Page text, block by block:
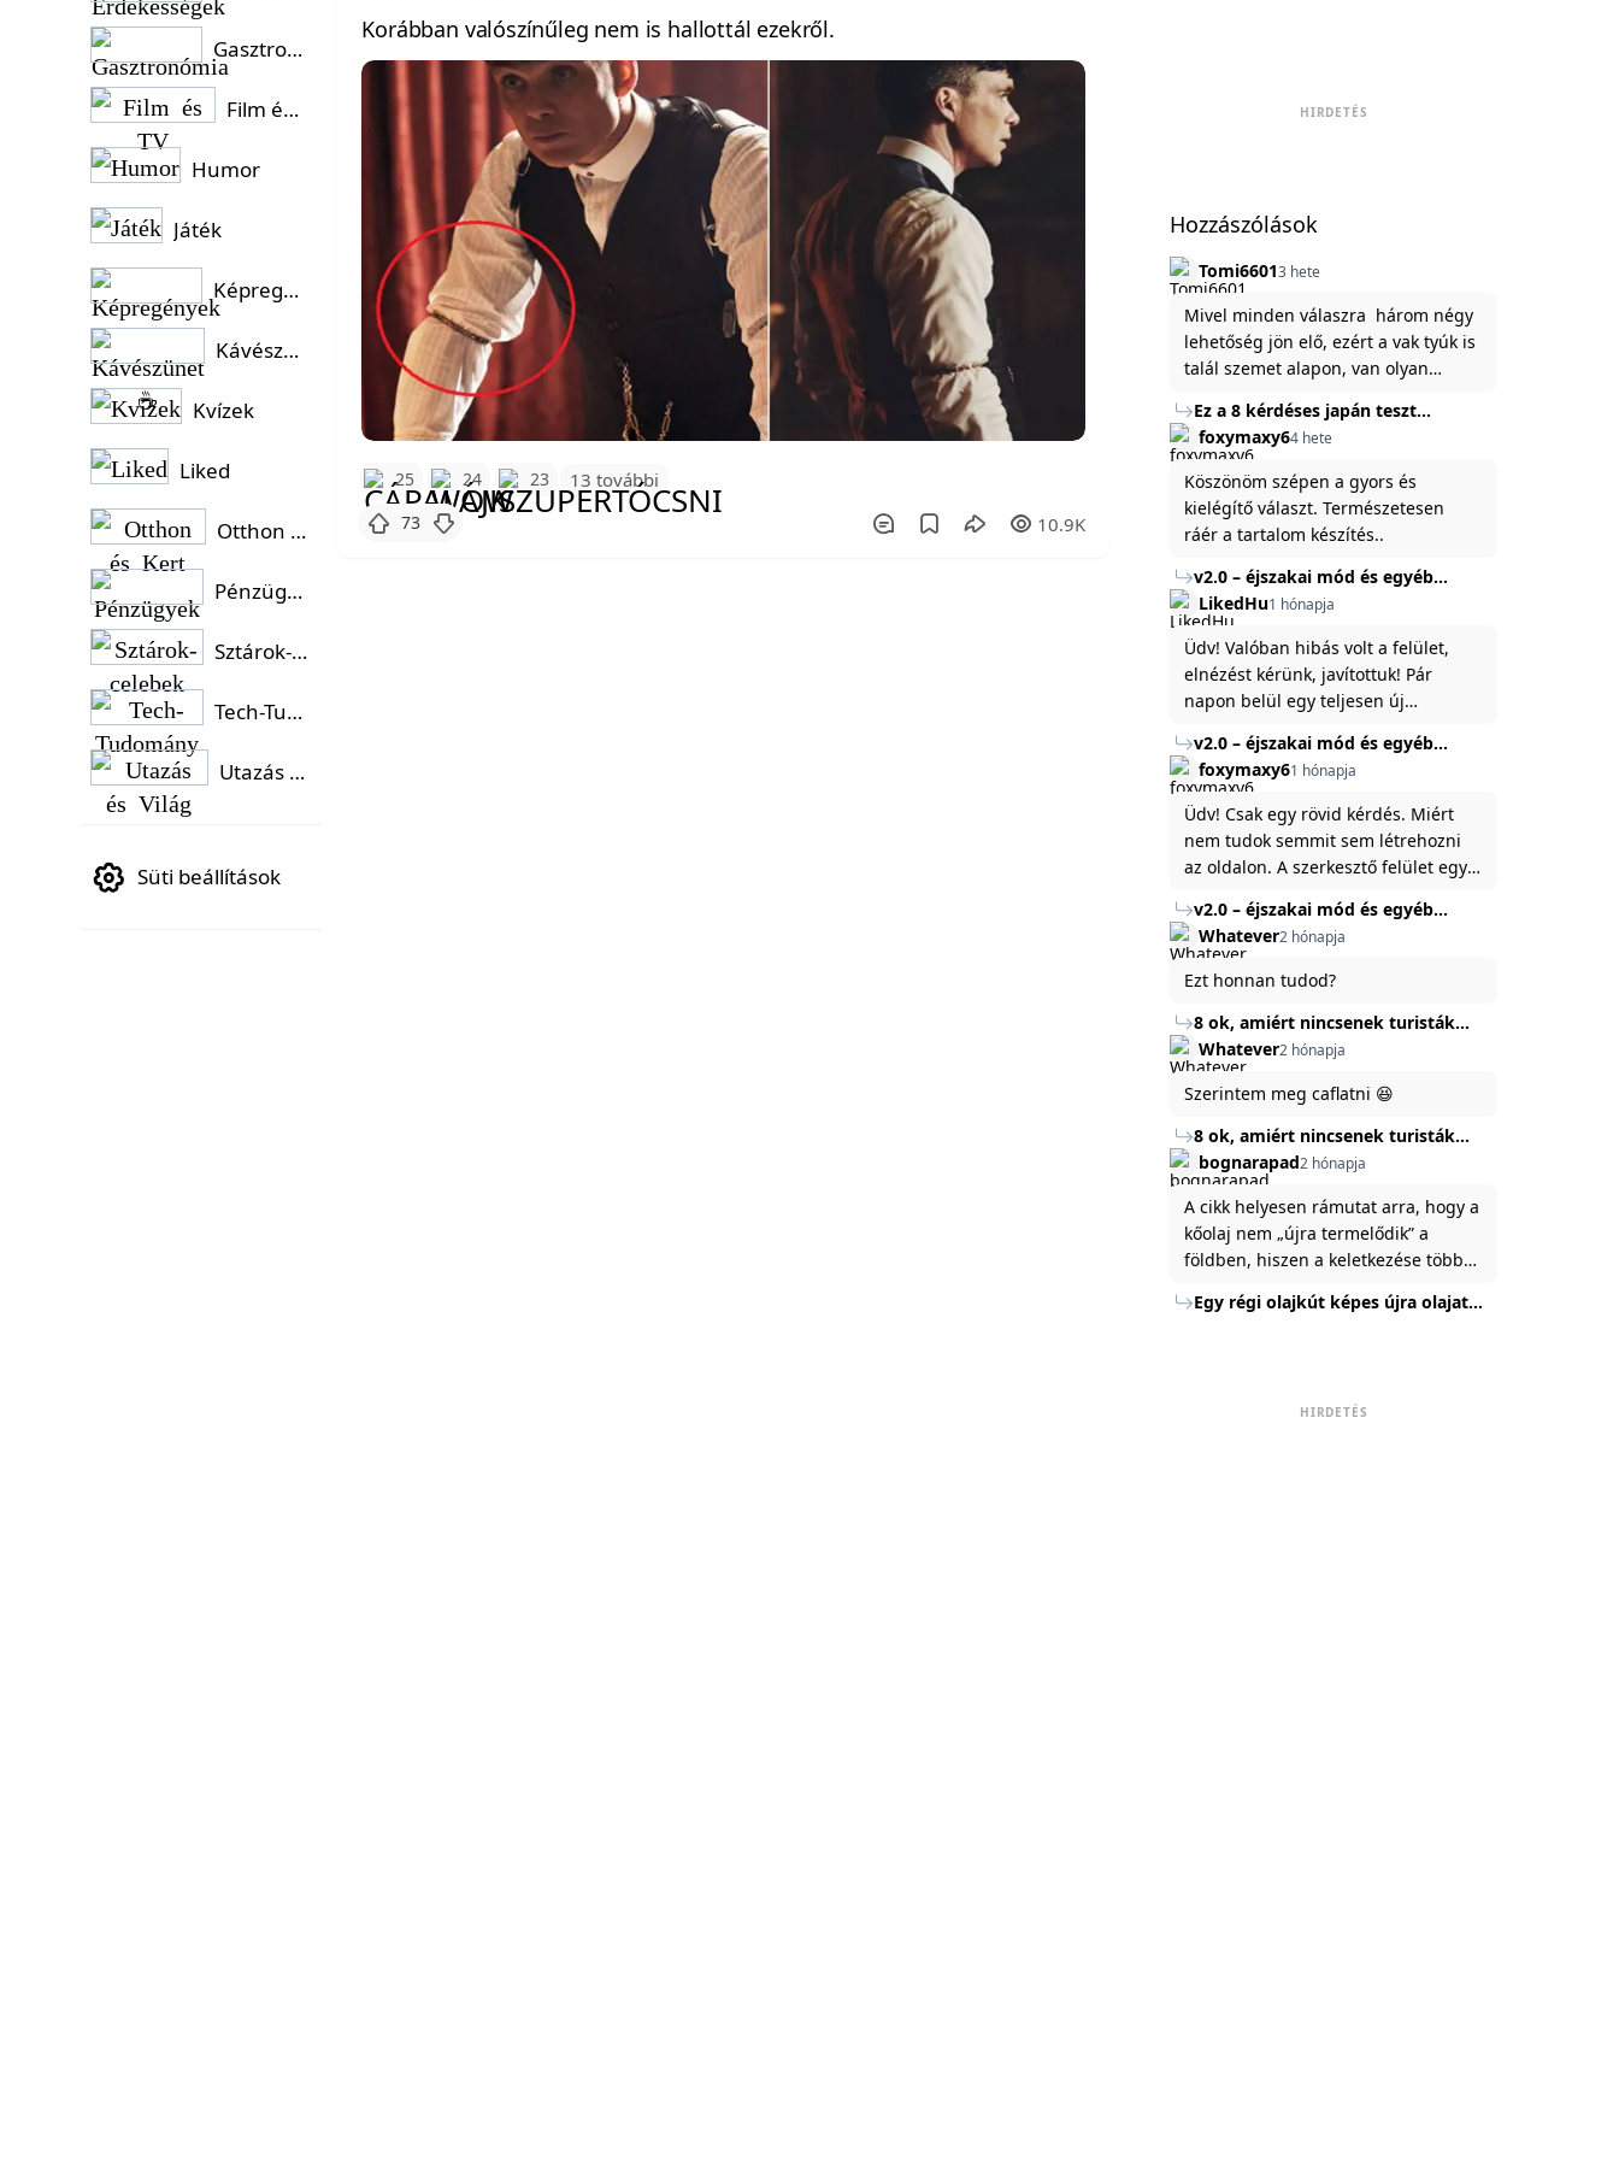
Korábban valószínűleg nem is hallottál ezekről.
25 24 23 13 további
73 10.9K
HIRDETÉS
Hozzászólások
Tomi66013 hete
Mivel minden válaszra három négy
lehetőség jön elő, ezért a vak tyúk is
talál szemet alapon, van olyan
Ez a 8 kérdéses japán teszt
hibátlanul feltárja az igazságot
rólad
foxymaxy64 hete
Köszönöm szépen a gyors és
kielégítő választ. Természetesen
ráér a tartalom készítés..
v2.0 – éjszakai mód és egyéb
fejlesztések
LikedHu1 hónapja
Üdv! Valóban hibás volt a felület,
elnézést kérünk, javítottuk! Pár
napon belül egy teljesen új
weboldal legújabb, 3.0-ás verzióját,
és vélhetően ez zavart be kicsit.Egy
baráti megjegyzés: ha nem fontos
és tud várni néhány napot a
tartalom, amit készíteni
szeretnél, inkább várj néhány napot,
mert ég és föld lesz a különbség a
jelenlegi rendszer és az új között -
legfőképpen egyébként épp
tartalomkészítési szempontból! :)
v2.0 – éjszakai mód és egyéb
fejlesztések
foxymaxy61 hónapja
Üdv! Csak egy rövid kérdés. Miért
nem tudok semmit sem létrehozni
az oldalon. A szerkesztő felület egy
Köszönöm ha válaszoltok.
v2.0 – éjszakai mód és egyéb
fejlesztések
Whatever2 hónapja
Ezt honnan tudod?
8 ok, amiért nincsenek turisták
Törökország Fekete-tenger felőli
partján
Whatever2 hónapja
Szerintem meg caflatni 😆
8 ok, amiért nincsenek turisták
Törökország Fekete-tenger felőli
partján
bognarapad2 hónapja
A cikk helyesen rámutat arra, hogy a
kőolaj nem „újra termelődik” a
földben, hiszen a keletkezése több
Energiaügyi Minisztériuma szerint a
nyomáskülönbség kiegyenlítődik,
Egy régi olajkút képes újra olajat
HIRDETÉS
Gasztronómia
Film és TV
Humor
Játék
Képregények
Kávészünet ☕
Kvízek
Liked
Otthon és Kert
Pénzügyek
Sztárok-celebek
Tech-Tudomány
Utazás és Világ
Süti beállítások